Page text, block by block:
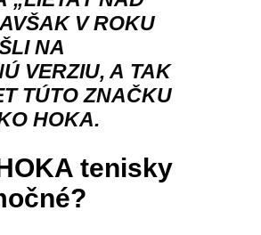
V ROKU
NA
VERZIU, A TAK
TÚTO ZNAČKU
HOKA.
tenisky